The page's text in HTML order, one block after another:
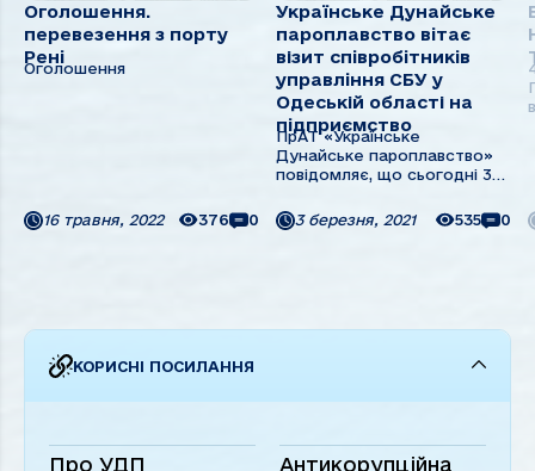
Оголошення.
перевезення з порту
Рені
Оголошення
16 травня, 2022 376 0
Українське Дунайське
пароплавство вітає
вiзит співробітників
управління СБУ у
Одеськiй областi на
підприємство
ПрАТ «Українське
Дунайське пароплавство»
повідомляє, що сьогодні 3
співробітниками управління
СБУ Одеської області
Business Shipping ...
3 березня, 2021 535 0
КОРИСНІ ПОСИЛАННЯ
Про УДП Антикорупційна